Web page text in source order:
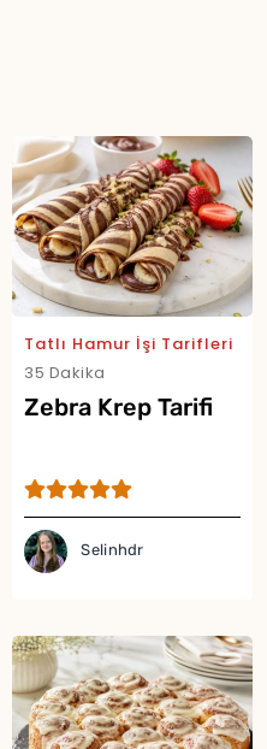
Tatlı Hamur İşi Tarifleri
35 Dakika
Zebra Krep Tarifi
Selinhdr